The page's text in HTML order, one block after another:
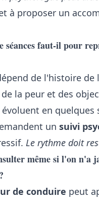
à proposer un
séances faut-il pour
de l'histoire de
la peur et des
en quelques
un suivi
Le rythme doit
même si l'on n'a
de conduire peut